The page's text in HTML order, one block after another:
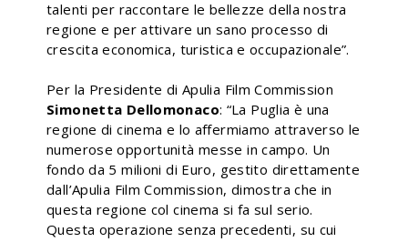
talenti per raccontare le bellezze della nostra
regione e per attivare un sano processo di
crescita economica, turistica e occupazionale”.
Per la Presidente di Apulia Film Commission
Simonetta Dellomonaco: “La Puglia è una
regione di cinema e lo affermiamo attraverso le
numerose opportunità messe in campo. Un
fondo da 5 milioni di Euro, gestito direttamente
dall’Apulia Film Commission, dimostra che in
questa regione col cinema si fa sul serio.
Questa operazione senza precedenti, su cui